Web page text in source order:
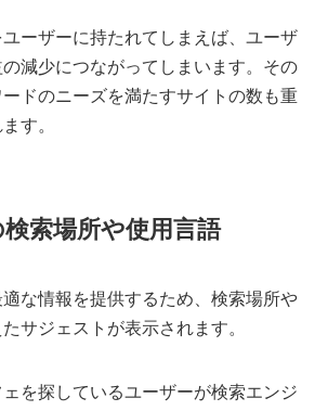
ーザーに持たれてしまえば、ユーザ
減少につながってしまいます。その
ドのニーズを満たすサイトの数も重
す。
索場所や使用言語
な情報を提供するため、検索場所や
サジェストが表示されます。
を探しているユーザーが検索エンジ